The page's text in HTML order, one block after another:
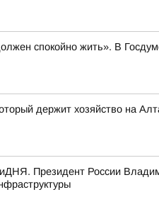
спокойно жить». В
держит хозяйство на
Президент России